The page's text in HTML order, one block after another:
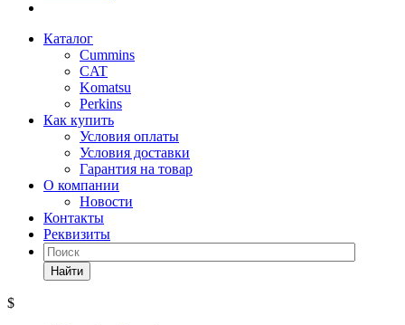
Каталог
Cummins
CAT
Komatsu
Perkins
Как купить
Условия оплаты
Условия доставки
Гарантия на товар
О компании
Новости
Контакты
Реквизиты
Найти
$